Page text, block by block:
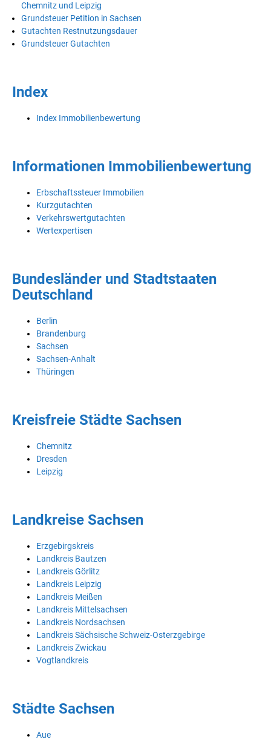
Chemnitz und Leipzig
Grundsteuer Petition in Sachsen
Gutachten Restnutzungsdauer
Grundsteuer Gutachten
Index
Index Immobilienbewertung
Informationen Immobilienbewertung
Erbschaftssteuer Immobilien
Kurzgutachten
Verkehrswertgutachten
Wertexpertisen
Bundesländer und Stadtstaaten
Deutschland
Berlin
Brandenburg
Sachsen
Sachsen-Anhalt
Thüringen
Kreisfreie Städte Sachsen
Chemnitz
Dresden
Leipzig
Landkreise Sachsen
Erzgebirgskreis
Landkreis Bautzen
Landkreis Görlitz
Landkreis Leipzig
Landkreis Meißen
Landkreis Mittelsachsen
Landkreis Nordsachsen
Landkreis Sächsische Schweiz-Osterzgebirge
Landkreis Zwickau
Vogtlandkreis
Städte Sachsen
Aue